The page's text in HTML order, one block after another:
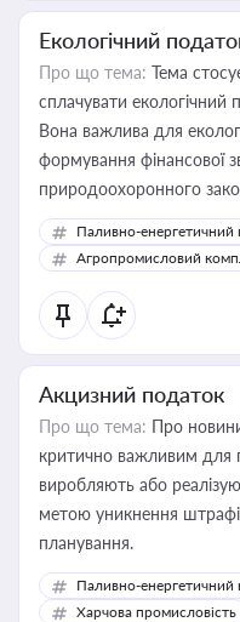
Екологічний
Про що тема: Тема
сплачувати екологічний
Вона важлива для
формування фінансової
природоохоронного
Паливно-енергетичний
Агропромисловий
Акцизний податок
Про що тема: Про
критично важливим для
виробляють або
метою уникнення
планування.
Паливно-енергетичний
Харчова промисловість